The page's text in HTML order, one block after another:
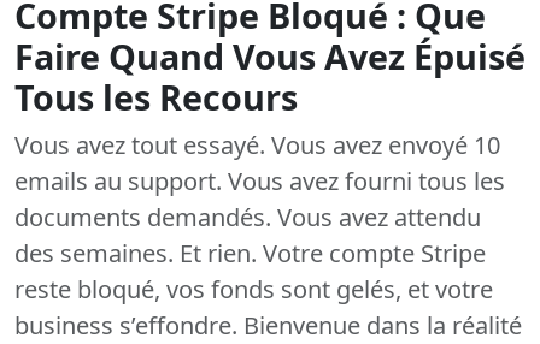
Compte Stripe Bloqué : Que
Faire Quand Vous Avez Épuisé
Tous les Recours
Vous avez tout essayé. Vous avez envoyé 10
emails au support. Vous avez fourni tous les
documents demandés. Vous avez attendu
des semaines. Et rien. Votre compte Stripe
reste bloqué, vos fonds sont gelés, et votre
business s’effondre. Bienvenue dans la réalité